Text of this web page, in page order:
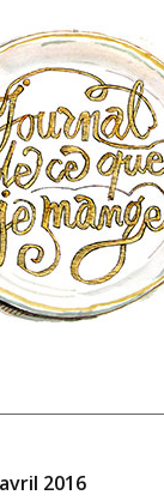
jour
2016